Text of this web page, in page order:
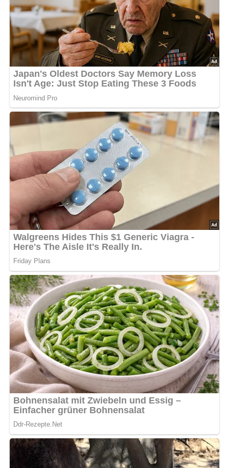
angenehm ausgewogene Mischung, die besonders leicht
wirkt und dennoch sättigend ist. Durch das schonende
Dünsten verbinden sich die einzelnen Zutaten zu einer
harmonischen Gemüsepfanne mit feinem Aroma.
Vor allem frischePilzeverleihen dem Gericht eine kräftige
und leicht herzhafte Note. In Verbindung mit den weichen
wunderbar umhüllt. Gurken bringen zusätzlich Frische
und eine milde Leichtigkeit in das Ragout, wodurch das
Gericht auch an wärmeren Tagen hervorragend geeignet
ist.
Damit das Ragout besonders aromatisch wird, spielt die
Auswahl der Zutaten eine wichtige Rolle. Reife Tomaten
sorgen für einen intensiveren Geschmack, während
frische Kräuter das Gemüsegericht zusätzlich verfeinern.
BesondersPetersiliepasst hervorragend zu den Pilzen
und bringt eine frische, würzige Note in das Ragout.
Ein weiterer Vorteil dieses Gerichts liegt in seiner
Vielseitigkeit. Das Gemüseragout kann sowohl als
leichtes Hauptgericht als auch als warme Beilage serviert
werden. Besonders gut harmonieren knusprige Brötchen
oder frisches Brot dazu. Auch ein Spiegelei ergänzt das
Gericht hervorragend und macht es noch sättigender.
Durch das langsame Dünsten entwickelt das Gemüse ein
besonders angenehmes Aroma. Gleichzeitig entsteht eine
leichte Bindung der Soße, die das Ragout cremig wirken
lässt, ohne zu schwer zu sein. Wer den Geschmack noch
kräftiger gestalten möchte, kann zusätzlich etwas Pfeffer
oder frische Kräuter verwenden.
Optisch überzeugt das Gericht vor allem durch seine
kräftigen natürlichen Farben. Die Kombination aus roten
Tomaten, grünen Kräutern und goldbraun gedünsteten
Pilzen wirkt frisch, appetitlich und modern. Serviert in